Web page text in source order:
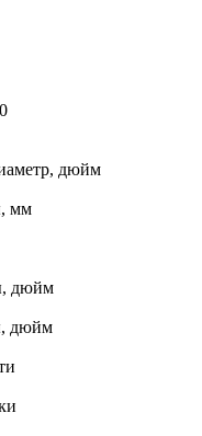
дюйм
мм
дюйм
дюйм